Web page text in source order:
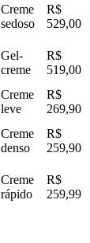
Creme
sedoso
R$
529,00
Gel-
creme
R$
519,00
Creme
leve
R$
269,90
Creme
denso
R$
259,90
Creme
rápido
R$
259,99